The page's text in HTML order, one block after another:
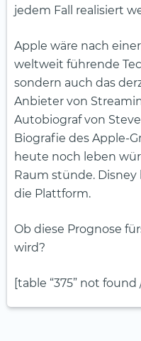
jedem Fall realisiert
Apple wäre nach
weltweit führende
sondern auch das
Anbieter von
Autobiograf von
Biografie des Apple-
heute noch leben
Raum stünde.
die Plattform.
Ob diese Prognose
wird?
[table “375” not found